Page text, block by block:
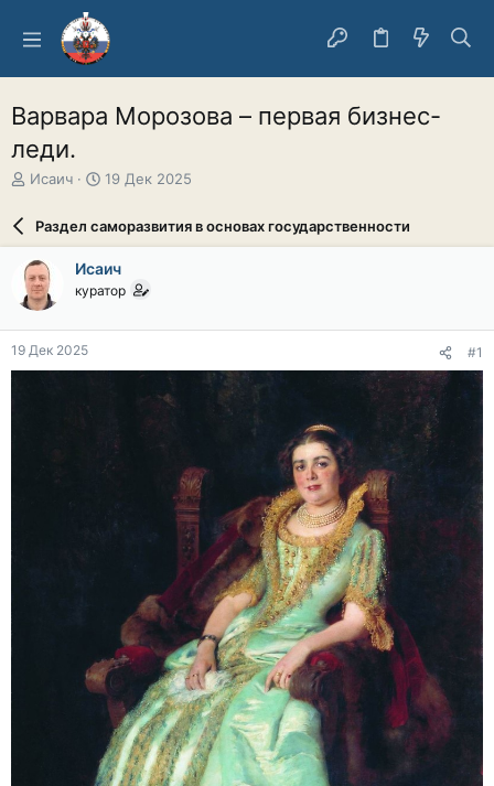
Варвара Морозова – первая бизнес-
леди.
А
о
р
т
е
м
ы
Исаич
Д
а
а
ч
л
19 Дек 2025
Раздел саморазвития в основах государственности
Исаич
куратор
19 Дек 2025 #1